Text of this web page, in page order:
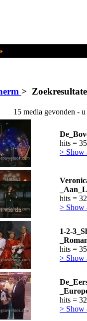
>
15 media gevonden -
hits =
> Show
hits =
> Show
1-2-
hits =
> Show
hits =
> Show